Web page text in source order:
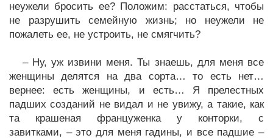
неужели бросить ее? Положим: расстаться, чтобы
не разрушить семейную жизнь; но неужели не
пожалеть ее, не устроить, не смягчить?
– Ну, уж извини меня. Ты знаешь, для меня все
женщины делятся на два сорта… то есть нет…
вернее: есть женщины, и есть… Я прелестных
падших созданий не видал и не увижу, а такие, как
та крашеная француженка у конторки, с
завитками, – это для меня гадины, и все падшие –